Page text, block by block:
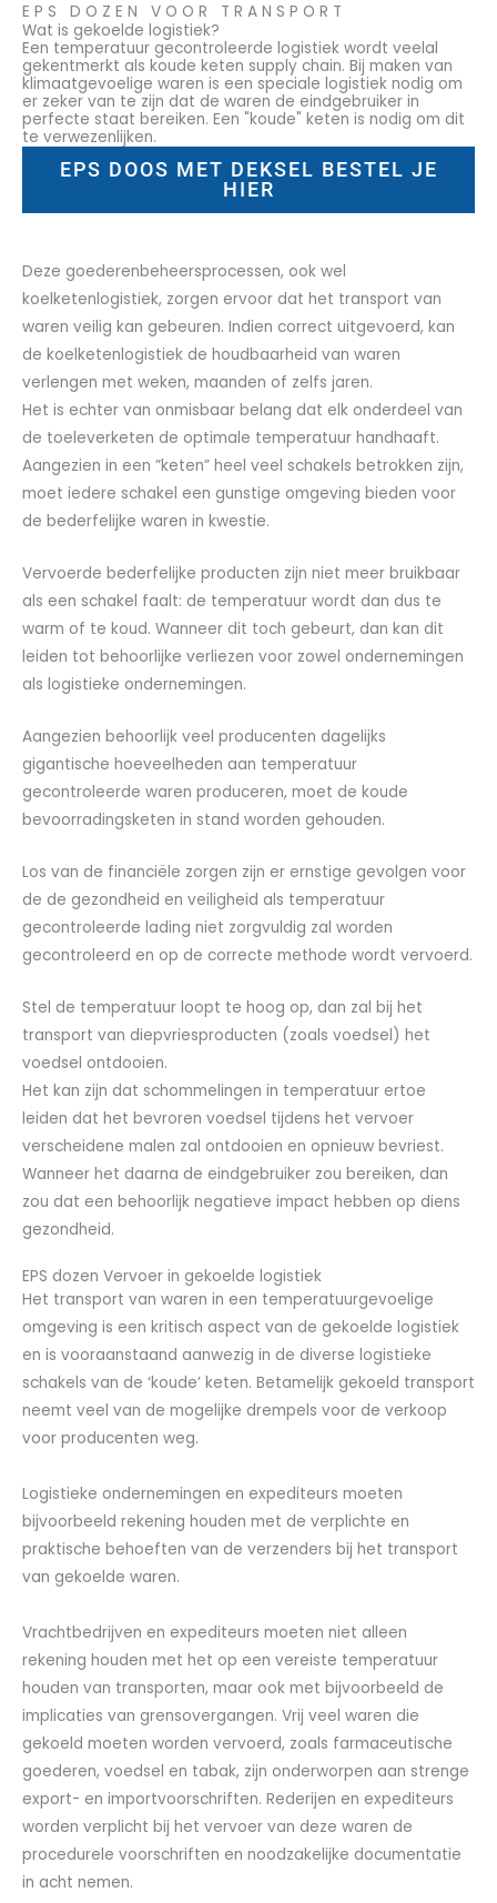
EPS DOZEN VOOR TRANSPORT
Wat is gekoelde logistiek?
Een temperatuur gecontroleerde logistiek wordt veelal
gekentmerkt als koude keten supply chain. Bij maken van
klimaatgevoelige waren is een speciale logistiek nodig om
er zeker van te zijn dat de waren de eindgebruiker in
perfecte staat bereiken. Een "koude" keten is nodig om dit
te verwezenlijken.
EPS DOOS MET DEKSEL BESTEL JE
HIER
Deze goederenbeheersprocessen, ook wel
koelketenlogistiek, zorgen ervoor dat het transport van
waren veilig kan gebeuren. Indien correct uitgevoerd, kan
de koelketenlogistiek de houdbaarheid van waren
verlengen met weken, maanden of zelfs jaren.
Het is echter van onmisbaar belang dat elk onderdeel van
de toeleverketen de optimale temperatuur handhaaft.
Aangezien in een ”keten” heel veel schakels betrokken zijn,
moet iedere schakel een gunstige omgeving bieden voor
de bederfelijke waren in kwestie.
Vervoerde bederfelijke producten zijn niet meer bruikbaar
als een schakel faalt: de temperatuur wordt dan dus te
warm of te koud. Wanneer dit toch gebeurt, dan kan dit
leiden tot behoorlijke verliezen voor zowel ondernemingen
als logistieke ondernemingen.
Aangezien behoorlijk veel producenten dagelijks
gigantische hoeveelheden aan temperatuur
gecontroleerde waren produceren, moet de koude
bevoorradingsketen in stand worden gehouden.
Los van de financiële zorgen zijn er ernstige gevolgen voor
de de gezondheid en veiligheid als temperatuur
gecontroleerde lading niet zorgvuldig zal worden
gecontroleerd en op de correcte methode wordt vervoerd.
Stel de temperatuur loopt te hoog op, dan zal bij het
transport van diepvriesproducten (zoals voedsel) het
voedsel ontdooien.
Het kan zijn dat schommelingen in temperatuur ertoe
leiden dat het bevroren voedsel tijdens het vervoer
verscheidene malen zal ontdooien en opnieuw bevriest.
Wanneer het daarna de eindgebruiker zou bereiken, dan
zou dat een behoorlijk negatieve impact hebben op diens
gezondheid.
EPS dozen Vervoer in gekoelde logistiek
Het transport van waren in een temperatuurgevoelige
omgeving is een kritisch aspect van de gekoelde logistiek
en is vooraanstaand aanwezig in de diverse logistieke
schakels van de ‘koude’ keten. Betamelijk gekoeld transport
neemt veel van de mogelijke drempels voor de verkoop
voor producenten weg.
Logistieke ondernemingen en expediteurs moeten
bijvoorbeeld rekening houden met de verplichte en
praktische behoeften van de verzenders bij het transport
van gekoelde waren.
Vrachtbedrijven en expediteurs moeten niet alleen
rekening houden met het op een vereiste temperatuur
houden van transporten, maar ook met bijvoorbeeld de
implicaties van grensovergangen. Vrij veel waren die
gekoeld moeten worden vervoerd, zoals farmaceutische
goederen, voedsel en tabak, zijn onderworpen aan strenge
export- en importvoorschriften. Rederijen en expediteurs
worden verplicht bij het vervoer van deze waren de
procedurele voorschriften en noodzakelijke documentatie
in acht nemen.